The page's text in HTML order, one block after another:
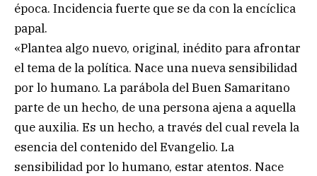
época. Incidencia fuerte que se da con la encíclica
papal.
«Plantea algo nuevo, original, inédito para afrontar
el tema de la política. Nace una nueva sensibilidad
por lo humano. La parábola del Buen Samaritano
parte de un hecho, de una persona ajena a aquella
que auxilia. Es un hecho, a través del cual revela la
esencia del contenido del Evangelio. La
sensibilidad por lo humano, estar atentos. Nace